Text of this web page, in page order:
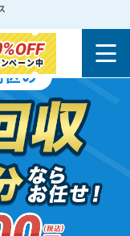
OFF
ペーン中
区の